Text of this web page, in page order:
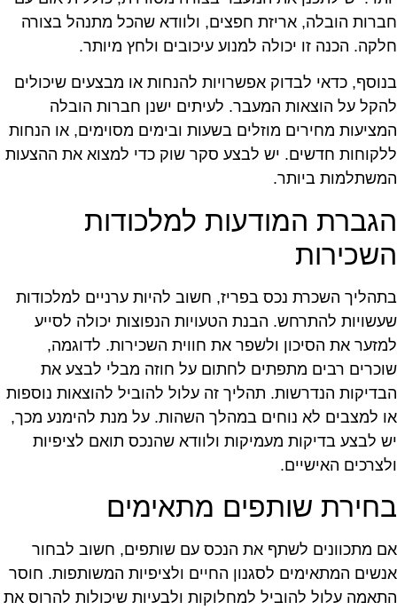
הובלה, אריזת חפצים, ולוודא שהכל מתנהל בצורה
הכנה זו יכולה למנוע עיכובים ולחץ מיותר.
כדאי לבדוק אפשרויות להנחות או מבצעים שיכולים
על הוצאות המעבר. לעיתים ישנן חברות הובלה
מחירים מוזלים בשעות ובימים מסוימים, או הנחות
חדשים. יש לבצע סקר שוק כדי למצוא את ההצעות
ביותר.
המודעות למלכודות
השכרת נכס בפריז, חשוב להיות ערניים למלכודות
להתרחש. הבנת הטעויות הנפוצות יכולה לסייע
את הסיכון ולשפר את חווית השכירות. לדוגמה,
רבים מתפתים לחתום על חוזה מבלי לבצע את
הנדרשות. תהליך זה עלול להוביל להוצאות נוספות
למצבים לא נוחים במהלך השהות. על מנת להימנע מכך,
לבצע בדיקות מעמיקות ולוודא שהנכס תואם לציפיות
האישיים.
שותפים מתאימים
מתכוונים לשתף את הנכס עם שותפים, חשוב לבחור
המתאימים לסגנון החיים ולציפיות המשותפות. חוסר
עלול להוביל למחלוקות ולבעיות שיכולות להרוס את